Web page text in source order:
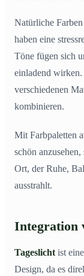
Natürliche
haben eine
Töne fügen sich
einladend wirken.
verschiedenen
kombinieren.
Mit Farbpaletten
schön
Ort, der Ruhe,
ausstrahlt.
Integration
Tageslicht ist
Design, da es